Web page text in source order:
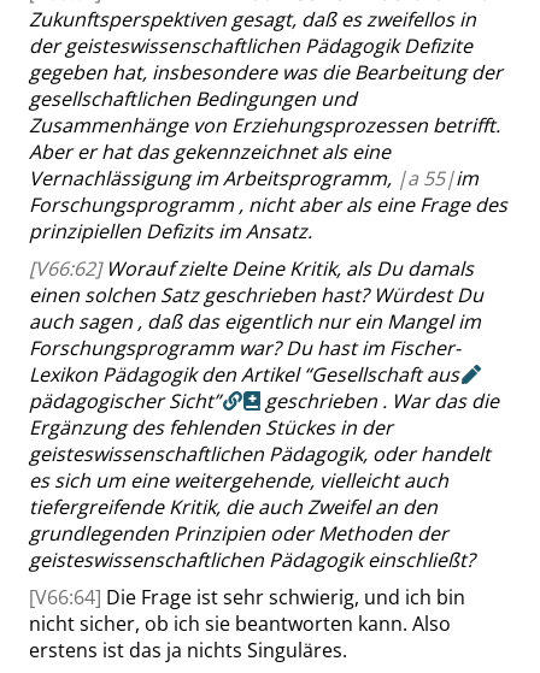
Zukunftsperspektiven gesagt, daß es zweifellos in
der geisteswissenschaftlichen Pädagogik Defizite
gegeben hat, insbesondere was die Bearbeitung der
gesellschaftlichen Bedingungen und
Zusammenhänge von Erziehungsprozessen betrifft.
Aber er hat das gekennzeichnet als eine
Vernachlässigung imArbeitsprogramm, |a 55|im
Forschungsprogramm , nicht aber als eine Frage des
prinzipiellen Defizits im Ansatz.
[V66:62] WoraufzielteDeine Kritik, als Du damals
einen solchen Satz geschrieben hast? Würdest Du
auch sagen , daß das eigentlich nur ein Mangel im
Forschungsprogramm war? Du hast im Fischer-
Lexikon Pädagogikden Artikel“Gesellschaftaus
pädagogischer Sicht”
geschrieben . War das die
Ergänzung des fehlenden Stückes in der
geisteswissenschaftlichen Pädagogik, oder handelt
es sich um eine weitergehende, vielleicht auch
tiefergreifende Kritik, die auch Zweifel an den
grundlegenden Prinzipien oder Methoden der
geisteswissenschaftlichen Pädagogik einschließt?
[V66:64] Die Frage ist sehr schwierig, und ich bin
nicht sicher, ob ich sie beantworten kann. Also
erstens ist das ja nichts Singuläres.